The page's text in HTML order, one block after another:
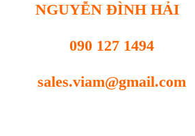
NGUYỄN ĐÌNH HẢI
090 127 1494
sales.viam@gmail.com